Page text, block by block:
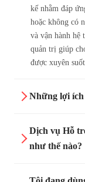
kế nhằm đáp
hoặc không có
và vận hành hệ
quản trị giúp
được xuyên
Những lợi ích
Dịch vụ Hỗ
như thế nào?